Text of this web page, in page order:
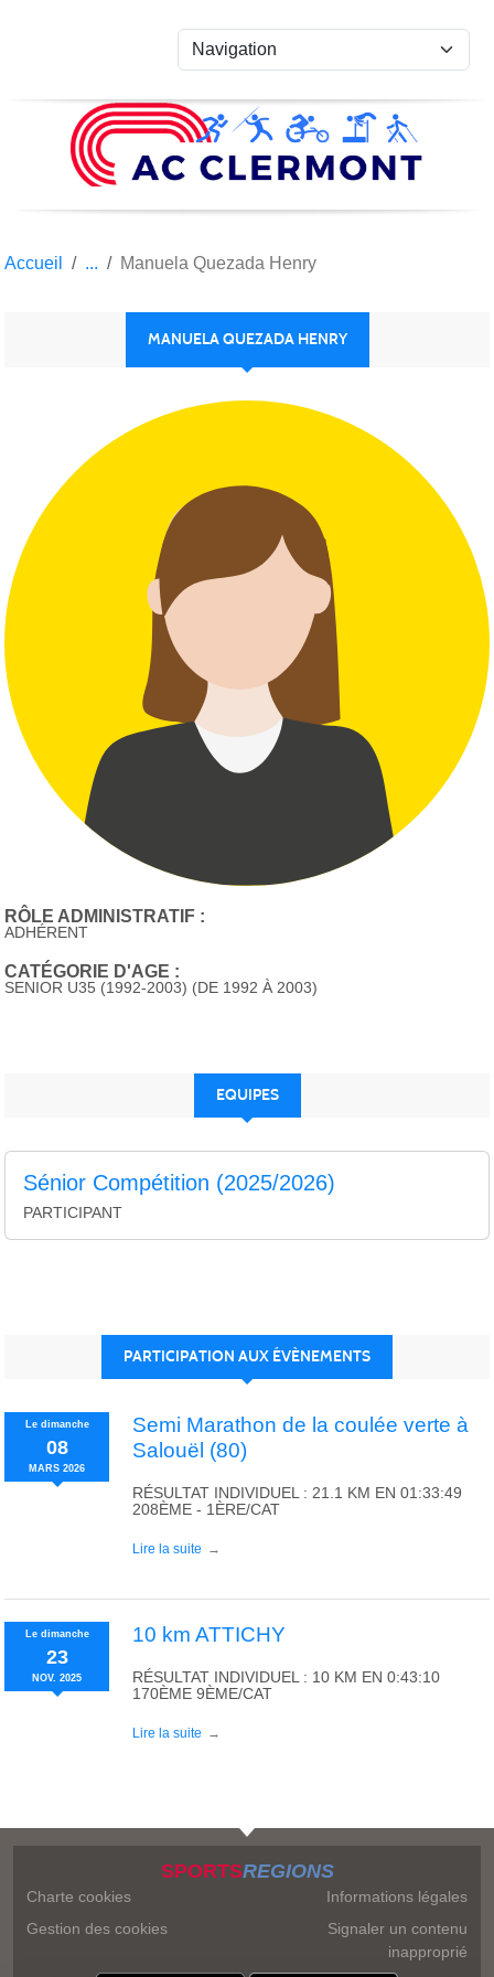
Accueil Manuela Quezada Henry
MANUELA QUEZADA HENRY
RÔLE ADMINISTRATIF :
ADHÉRENT
CATÉGORIE D'AGE :
SENIOR U35 (1992-2003) (DE 1992 À 2003)
EQUIPES
Sénior Compétition (2025/2026)
PARTICIPANT
PARTICIPATION AUX ÉVÈNEMENTS
Le dimanche
08
MARS 2026
Semi Marathon de la coulée verte à
Salouël (80)
RÉSULTAT INDIVIDUEL : 21.1 KM EN 01:33:49
208ÈME - 1ÈRE/CAT
Lire la suite
Le dimanche
23
NOV. 2025
10 km ATTICHY
RÉSULTAT INDIVIDUEL : 10 KM EN 0:43:10
170ÈME 9ÈME/CAT
Lire la suite
SPORTSREGIONS
Charte cookies
Gestion des cookies
Informations légales
Signaler un contenu
inapproprié